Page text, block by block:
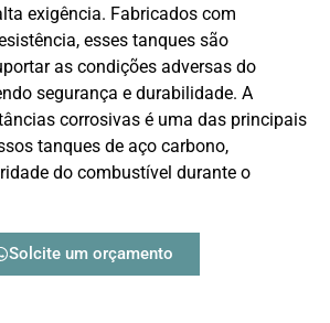
exigência. Fabricados com
esses tanques são
as condições adversas do
segurança e durabilidade. A
corrosivas é uma das principais
tanques de aço carbono,
do combustível durante o
Solcite um orçamento